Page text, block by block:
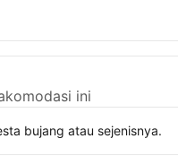
ini
bujang atau sejenisnya.